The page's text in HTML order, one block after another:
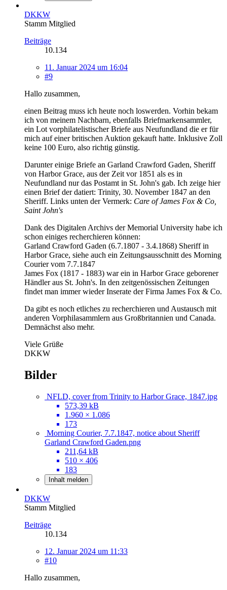
DKKW
Stamm Mitglied
Beiträge
10.134
11. Januar 2024 um 16:04
#9
Hallo zusammen,
einen Beitrag muss ich heute noch loswerden. Vorhin bekam
ich von meinem Nachbarn, ebenfalls Briefmarkensammler,
ein Lot vorphilatelistischer Briefe aus Neufundland die er für
mich auf einer britischen Auktion gekauft hatte. Inklusive Zoll
keine 100 Euro, also richtig günstig.
Darunter einige Briefe an Garland Crawford Gaden, Sheriff
von Harbor Grace, aus der Zeit vor 1851 als es in
Neufundland nur das Postamt in St. John's gab. Ich zeige hier
einen Brief der datiert: Trinity, 30. November 1847 an den
Sheriff. Links unten der Vermerk: Care of James Fox & Co,
Saint John's
Dank des Digitalen Archivs der Memorial University habe ich
schon einiges recherchieren können:
Garland Crawford Gaden (6.7.1807 - 3.4.1868) Sheriff in
Harbor Grace, siehe auch ein Zeitungsausschnitt des Morning
Courier vom 7.7.1847
James Fox (1817 - 1883) war ein in Harbor Grace geborener
Händler aus St. John's. In den zeitgenössischen Zeitungen
findet man immer wieder Inserate der Firma James Fox & Co.
Da gibt es noch etliches zu recherchieren und Austausch mit
anderen Vorphilasammlern aus Großbritannien und Canada.
Demnächst also mehr.
Viele Grüße
DKKW
Bilder
NFLD, cover from Trinity to Harbor Grace, 1847.jpg
573,39 kB
1.960 × 1.086
173
Morning Courier, 7.7.1847, notice about Sheriff
Garland Crawford Gaden.png
211,64 kB
510 × 406
183
Inhalt melden
DKKW
Stamm Mitglied
Beiträge
10.134
12. Januar 2024 um 11:33
#10
Hallo zusammen,